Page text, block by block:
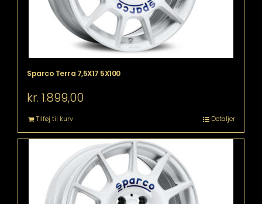
Sparco Terra 7,5X17 5X100
kr. 1.899,00
Tilføj til kurv Detaljer